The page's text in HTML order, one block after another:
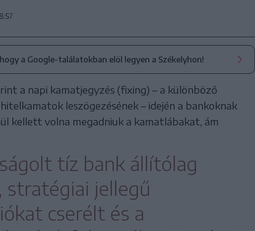
a Google-találatokban elöl legyen a Székelyhon!
a napi kamatjegyzés (fixing) – a különböző
leszögezésének – idején a bankoknak
kellett volna megadniuk a kamatlábakat, ám
tíz bank állítólag
stratégiai jellegű
cserélt és a